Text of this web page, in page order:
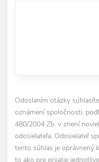
Odoslaním otázky
oznámení spoločnosti,
480/2004 Zb. v znení
odosielateľa. Odosielateľ
tento súhlas je oprávnený
to ako pre prijatie